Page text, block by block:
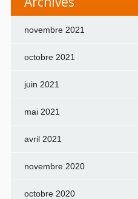
novembre 2021
octobre 2021
juin 2021
mai 2021
avril 2021
novembre 2020
octobre 2020